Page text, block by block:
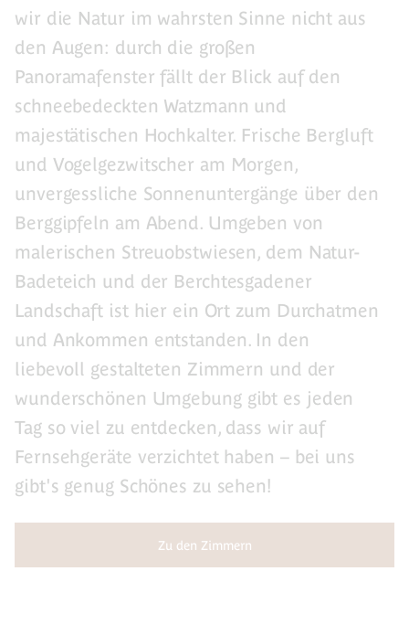
wir die Natur im wahrsten Sinne nicht aus
den Augen: durch die großen
Panoramafenster fällt der Blick auf den
schneebedeckten Watzmann und
majestätischen Hochkalter. Frische Bergluft
und Vogelgezwitscher am Morgen,
unvergessliche Sonnenuntergänge über den
Berggipfeln am Abend. Umgeben von
malerischen Streuobstwiesen, dem Natur-
Badeteich und der Berchtesgadener
Landschaft ist hier ein Ort zum Durchatmen
und Ankommen entstanden. In den
liebevoll gestalteten Zimmern und der
wunderschönen Umgebung gibt es jeden
Tag so viel zu entdecken, dass wir auf
Fernsehgeräte verzichtet haben – bei uns
gibt's genug Schönes zu sehen!
Zu den Zimmern